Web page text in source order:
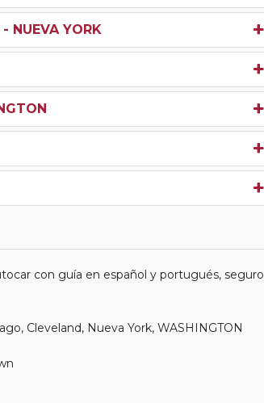
NUEVA YORK
con guía en español y portugués, seguro
Cleveland, Nueva York, WASHINGTON